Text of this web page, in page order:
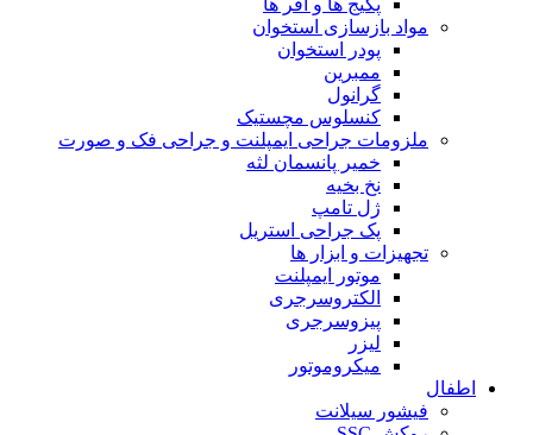
مواد بازسازی استخوان
پودر استخوان
ممبرین
گرانول
کنسلوس مچستیک
ملزومات جراحی ایمپلنت و جراحی فک و صورت
خمیر پانسمان لثه
نخ بخیه
ژل تامپ
پک جراحی استریل
تجهیزات و ابزار ها
موتور ایمپلنت
الکتروسرجری
پیزوسرجری
لیزر
میکروموتور
اطفال
فیشور سیلانت